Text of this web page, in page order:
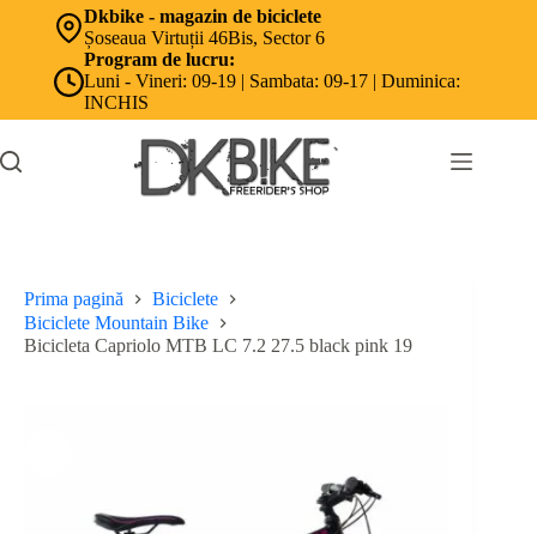
Dkbike - magazin de biciclete
Șoseaua Virtuții 46Bis, Sector 6
Program de lucru:
Luni - Vineri: 09-19 | Sambata: 09-17 | Duminica:
INCHIS
Prima pagină
Biciclete
Biciclete Mountain Bike
Bicicleta Capriolo MTB LC 7.2 27.5 black pink 19